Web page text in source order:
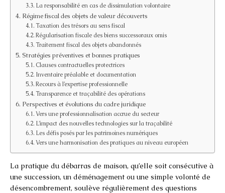
La responsabilité en cas de dissimulation volontaire
Régime fiscal des objets de valeur découverts
Taxation des trésors au sens fiscal
Régularisation fiscale des biens successoraux omis
Traitement fiscal des objets abandonnés
Stratégies préventives et bonnes pratiques
Clauses contractuelles protectrices
Inventaire préalable et documentation
Recours à l’expertise professionnelle
Transparence et traçabilité des opérations
Perspectives et évolutions du cadre juridique
Vers une professionnalisation accrue du secteur
L’impact des nouvelles technologies sur la traçabilité
Les défis posés par les patrimoines numériques
Vers une harmonisation des pratiques au niveau européen
La pratique du débarras de maison, qu’elle soit consécutive à
une succession, un déménagement ou une simple volonté de
désencombrement, soulève régulièrement des questions